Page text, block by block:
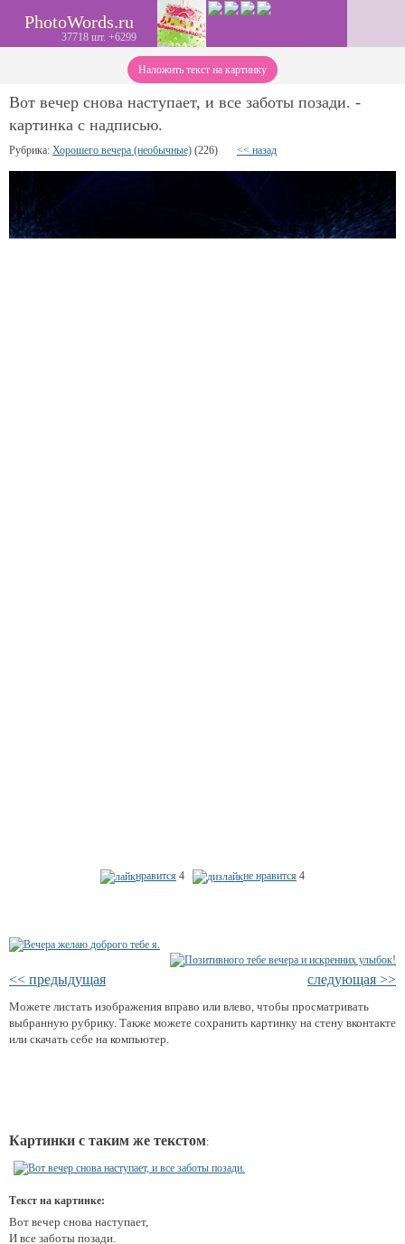
PhotoWords.ru
37718 шт. +6299
Наложить текст на картинку
Вот вечер снова наступает, и все заботы позади. -
картинка с надписью.
Рубрика: Хорошего вечера (необычные) (226) << назад
нравится 4 не нравится 4
<< предыдущая следующая >>
Можете листать изображения вправо или влево, чтобы просматривать
выбранную рубрику. Также можете сохранить картинку на стену вконтакте
или скачать себе на компьютер.
Картинки с таким же текстом:
Текст на картинке:
Вот вечер снова наступает,
И все заботы позади.